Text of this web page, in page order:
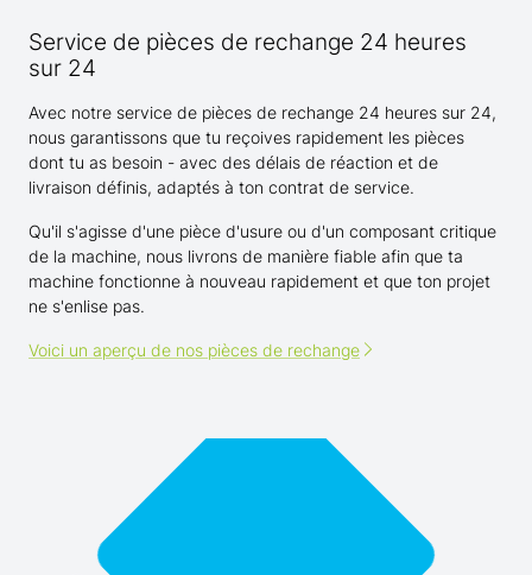
Service de pièces de rechange 24 heures
sur 24
Avec notre service de pièces de rechange 24 heures sur 24,
nous garantissons que tu reçoives rapidement les pièces
dont tu as besoin - avec des délais de réaction et de
livraison définis, adaptés à ton contrat de service.
Qu'il s'agisse d'une pièce d'usure ou d'un composant critique
de la machine, nous livrons de manière fiable afin que ta
machine fonctionne à nouveau rapidement et que ton projet
ne s'enlise pas.
Voici un aperçu de nos pièces de rechange